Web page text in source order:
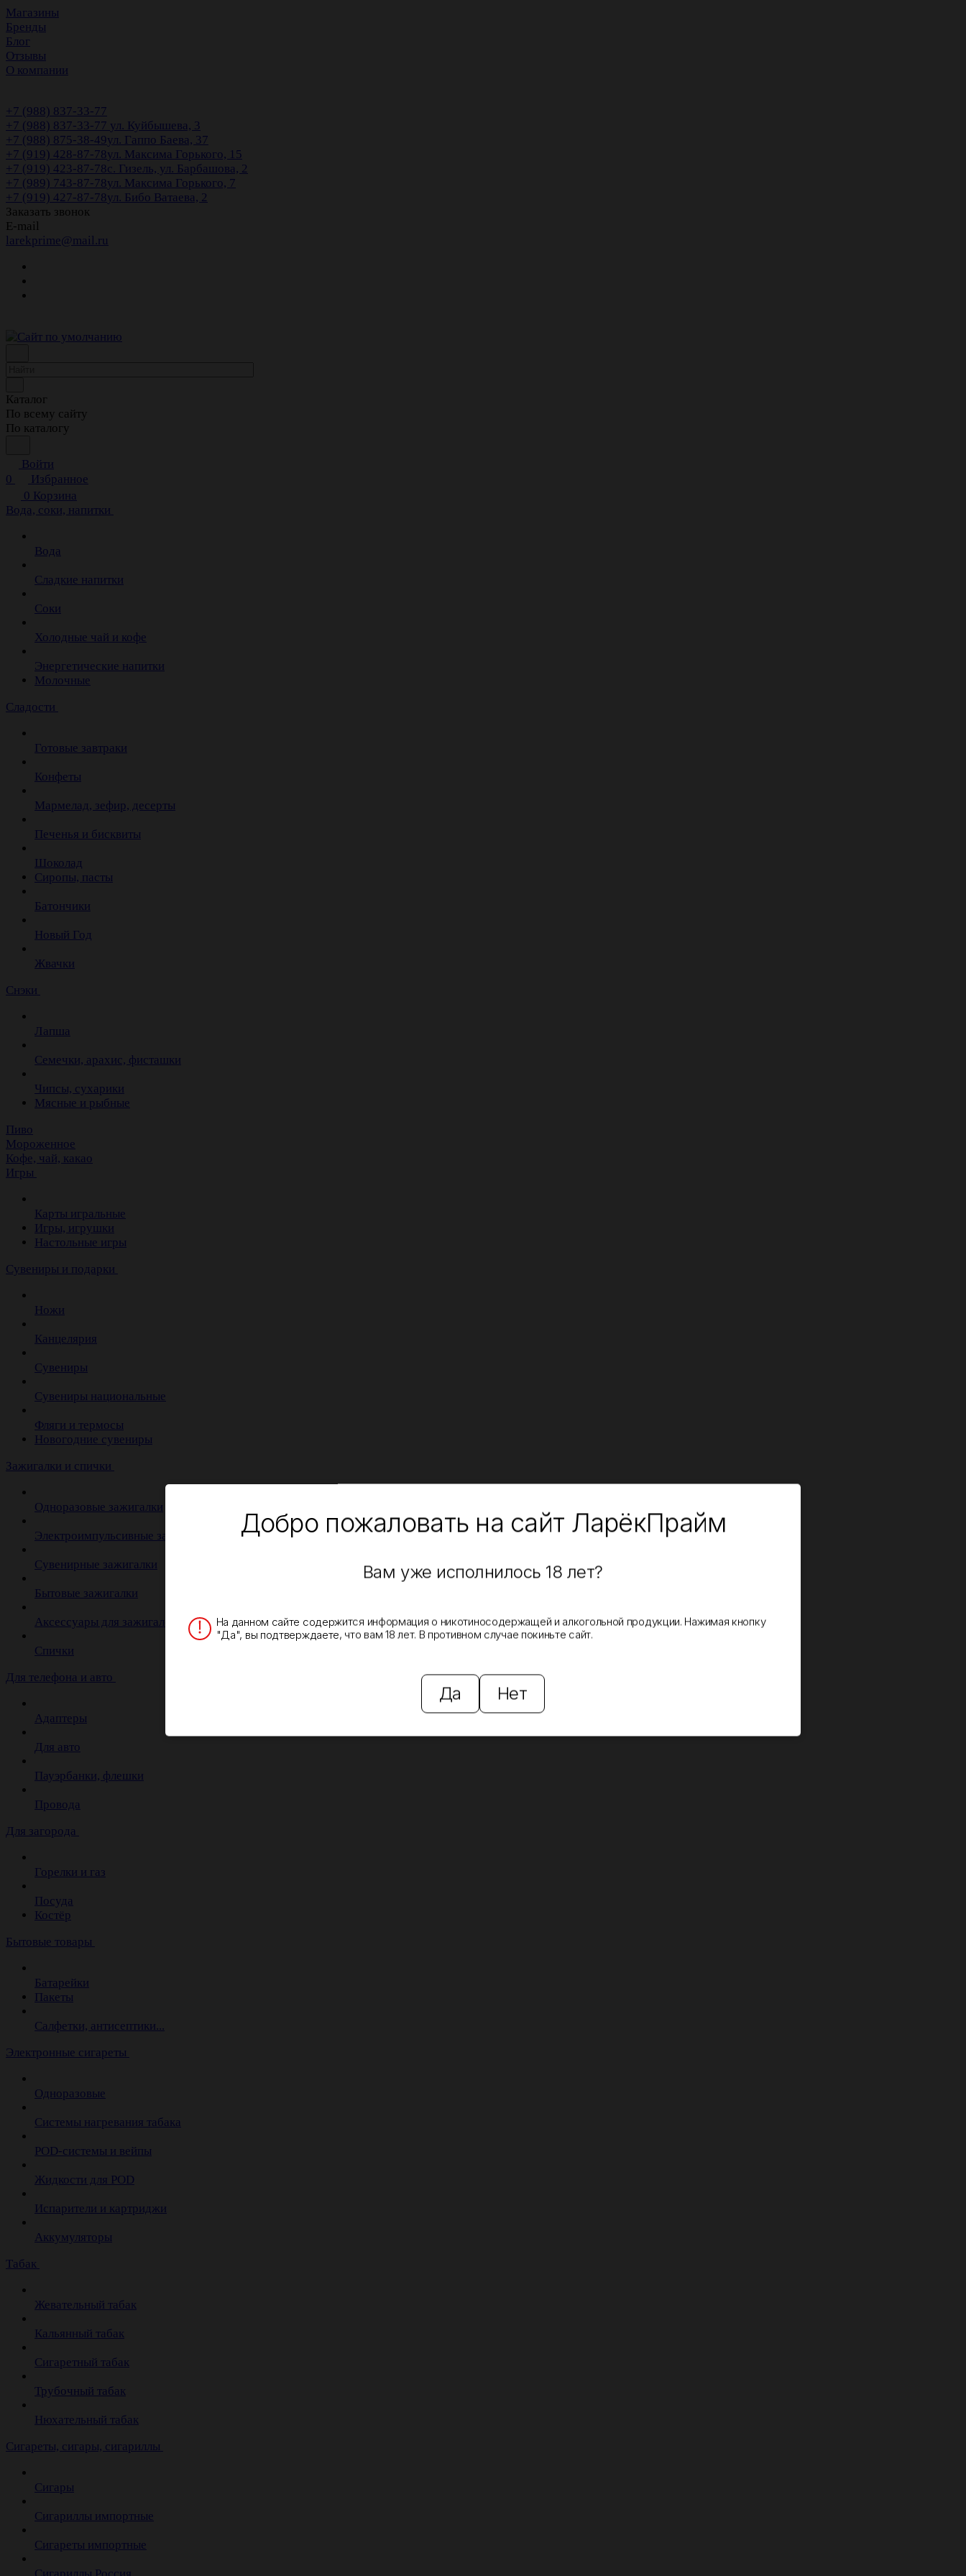
Магазины
Бренды
Блог
Отзывы
О компании
+7 (988) 837-33-77
+7 (988) 837-33-77 ул. Куйбышева, 3
+7 (988) 875-38-49ул. Гаппо Баева, 37
+7 (919) 428-87-78ул. Максима Горького, 15
+7 (919) 423-87-78с. Гизель, ул. Барбашова, 2
+7 (989) 743-87-78ул. Максима Горького, 7
+7 (919) 427-87-78ул. Бибо Ватаева, 2
Заказать звонок
E-mail
larekprime@mail.ru
Каталог
По всему сайту
По каталогу
Войти
0
Избранное
0 Корзина
Вода, соки, напитки
Вода
Сладкие напитки
Соки
Холодные чай и кофе
Энергетические напитки
Молочные
Сладости
Готовые завтраки
Конфеты
Мармелад, зефир, десерты
Печенья и бисквиты
Шоколад
Сиропы, пасты
Батончики
Новый Год
Жвачки
Снэки
Лапша
Семечки, арахис, фисташки
Чипсы, сухарики
Мясные и рыбные
Пиво
Мороженное
Кофе, чай, какао
Игры
Карты игральные
Игры, игрушки
Настольные игры
Сувениры и подарки
Ножи
Канцелярия
Сувениры
Сувениры национальные
Фляги и термосы
Новогодние сувениры
Зажигалки и спички
Одноразовые зажигалки
Электроимпульсивные зажигалки
Сувенирные зажигалки
Бытовые зажигалки
Аксессуары для зажигалок
Спички
Для телефона и авто
Адаптеры
Для авто
Пауэрбанки, флешки
Провода
Для загорода
Горелки и газ
Посуда
Костёр
Бытовые товары
Батарейки
Пакеты
Салфетки, антисептики...
Электронные сигареты
Одноразовые
Системы нагревания табака
POD-системы и вейпы
Жидкости для POD
Испарители и картриджи
Аккумуляторы
Табак
Жевательный табак
Кальянный табак
Сигаретный табак
Трубочный табак
Нюхательный табак
Cигареты, сигары, сигариллы
Сигары
Сигариллы импортные
Сигареты импортные
Добро пожаловать на сайт ЛарёкПрайм
Вам уже исполнилось 18 лет?
На данном сайте содержится информация о никотиносодержащей и алкогольной продукции. Нажимая кнопку
"Да", вы подтверждаете, что вам 18 лет. В противном случае покиньте сайт.
Да Нет